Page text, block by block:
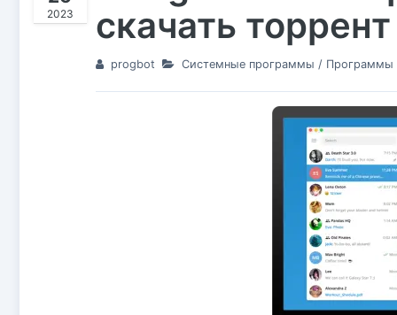
2023
скачать торрент
progbot Системные программы / Программы